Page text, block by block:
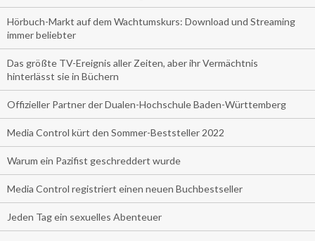
Hörbuch-Markt auf dem Wachtumskurs: Download und Streaming
immer beliebter
Das größte TV-Ereignis aller Zeiten, aber ihr Vermächtnis
hinterlässt sie in Büchern
Offizieller Partner der Dualen-Hochschule Baden-Württemberg
Media Control kürt den Sommer-Beststeller 2022
Warum ein Pazifist geschreddert wurde
Media Control registriert einen neuen Buchbestseller
Jeden Tag ein sexuelles Abenteuer